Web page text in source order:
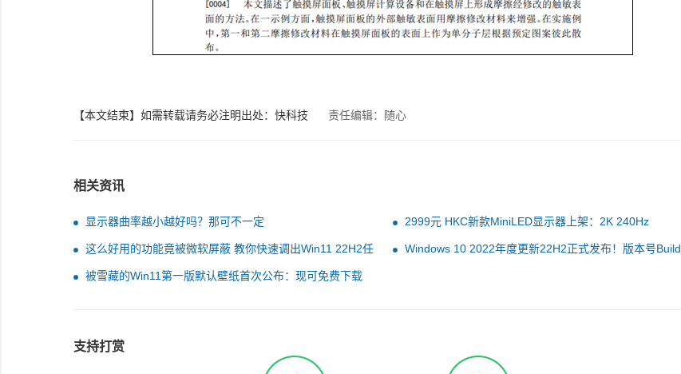
【本文结束】如需转载请务必注明出处：快科技 责任编辑：随心
相关资讯
显示器曲率越小越好吗？那可不一定 2999元 HKC新款MiniLED显示器上架：2K 240Hz
这么好用的功能竟被微软屏蔽 教你快速调出Win11 22H2任
务管理器
Windows 10 2022年度更新22H2正式发布！版本号Build
被雪藏的Win11第一版默认壁纸首次公布：现可免费下载
支持打赏